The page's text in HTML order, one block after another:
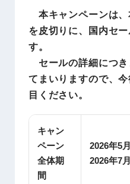
本キャンペーンは、
を皮切りに、国内セ
す。
セールの詳細につき
てまいりますので、
目ください。
キャン
ペーン
全体期
間
2026年5
2026年7